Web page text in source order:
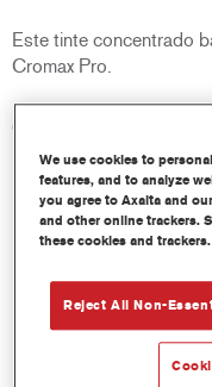
Este tinte concentrado
Cromax Pro.
Características del
Excelente cubrición
Aplicación rápida y
productividad.
Forma parte de un
Amplias
Versátil - se puede
y utilizando
We use cookies to
features, and to analyze
you agree to Axalta and
and other online trackers.
these cookies and trackers.
Reject All Non-